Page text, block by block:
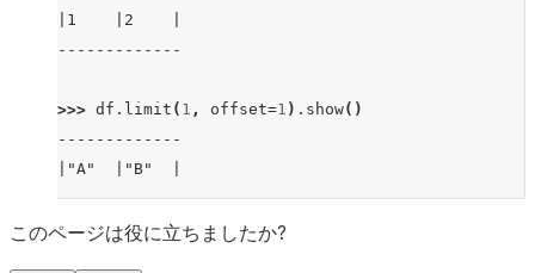
|1    |2    |
-------------
>>> df . limit ( 1 , offset=1 ) . show()
-------------
|"A"  |"B"  |
-------------
|3    |4    |
このページは役に立ちましたか?